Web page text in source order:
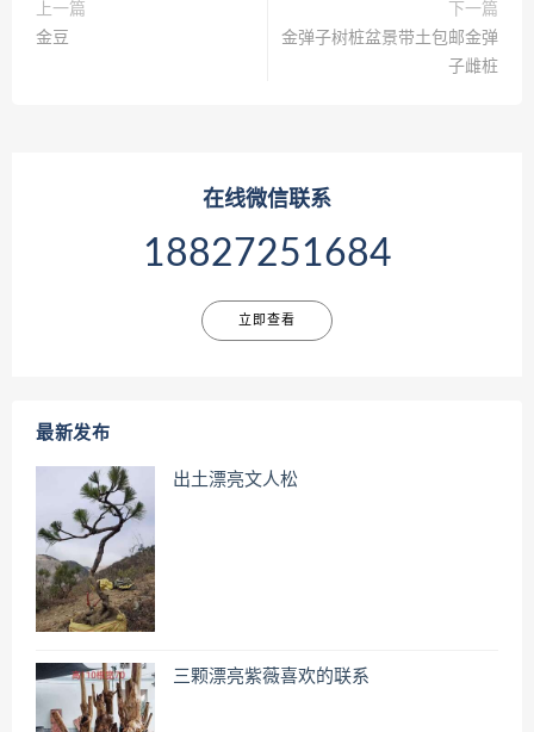
上一篇
金豆
下一篇
金弹子树桩盆景带土包邮金弹
子雌桩
在线微信联系
18827251684
立即查看
最新发布
出土漂亮文人松
三颗漂亮紫薇喜欢的联系